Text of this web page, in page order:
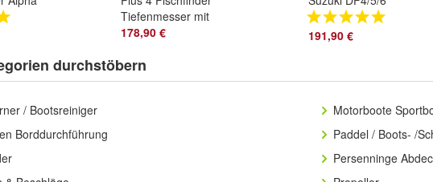
Tiefenmesser mit
Geber Echolot GPS
178,90 €
Aussenborder
Benzinpumpe
191,90 €
durchstöbern
/ Bootsreiniger
Borddurchführung
Motorboote
Paddel / Boots- /
Persenninge